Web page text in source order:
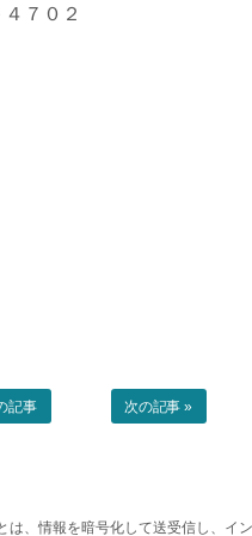
７０２
記事 次の記事 »
、情報を暗号化して送受信し、